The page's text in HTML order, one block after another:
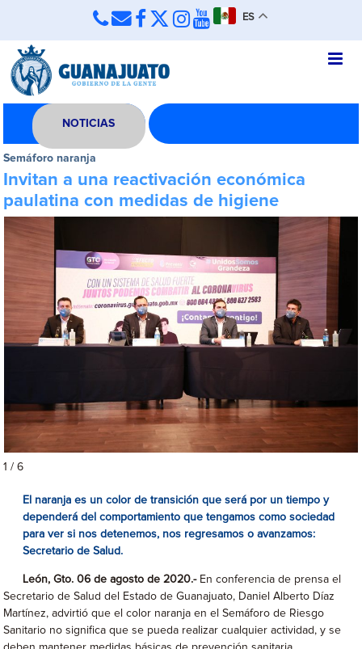
ES
NOTICIAS
Semáforo naranja
Invitan a una reactivación económica
paulatina con medidas de higiene
1 / 6
El naranja es un color de transición que será por un tiempo y
dependerá del comportamiento que tengamos como sociedad
para ver si nos detenemos, nos regresamos o avanzamos:
Secretario de Salud.
León, Gto. 06 de agosto de 2020.-En conferencia de prensa el
Secretario de Salud del Estado de Guanajuato, Daniel Alberto Díaz
Martínez, advirtió que el color naranja en el Semáforo de Riesgo
Sanitario no significa que se pueda realizar cualquier actividad, y se